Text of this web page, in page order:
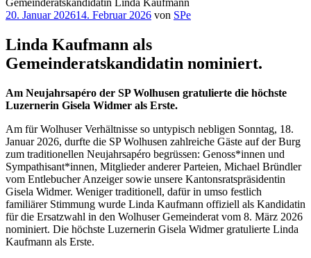
Veröffentlicht
20. Januar 202614. Februar 2026 von SPe
Linda Kaufmann als
Gemeinderatskandidatin nominiert.
Am Neujahrsapéro der SP Wolhusen gratulierte die höchste
Luzernerin Gisela Widmer als Erste.
Am für Wolhuser Verhältnisse so untypisch nebligen Sonntag, 18.
Januar 2026, durfte die SP Wolhusen zahlreiche Gäste auf der Burg
zum traditionellen Neujahrsapéro begrüssen: Genoss*innen und
Sympathisant*innen, Mitglieder anderer Parteien, Michael Bründler
vom Entlebucher Anzeiger sowie unsere Kantonsratspräsidentin
Gisela Widmer. Weniger traditionell, dafür in umso festlich
familiärer Stimmung wurde Linda Kaufmann offiziell als Kandidatin
für die Ersatzwahl in den Wolhuser Gemeinderat vom 8. März 2026
nominiert. Die höchste Luzernerin Gisela Widmer gratulierte Linda
Kaufmann als Erste.